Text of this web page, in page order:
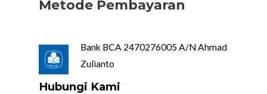
Metode Pembayaran
Bank BCA 2470276005 A/N Ahmad
Zulianto
Hubungi Kami